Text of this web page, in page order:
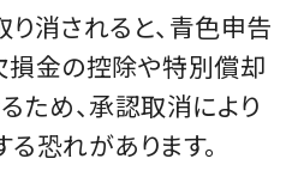
消されると、青色申告
損金の控除や特別償却
ため、承認取消により
恐れがあります。